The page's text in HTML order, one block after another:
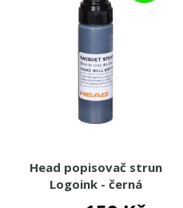
Head popisovač strun
Logoink - černá